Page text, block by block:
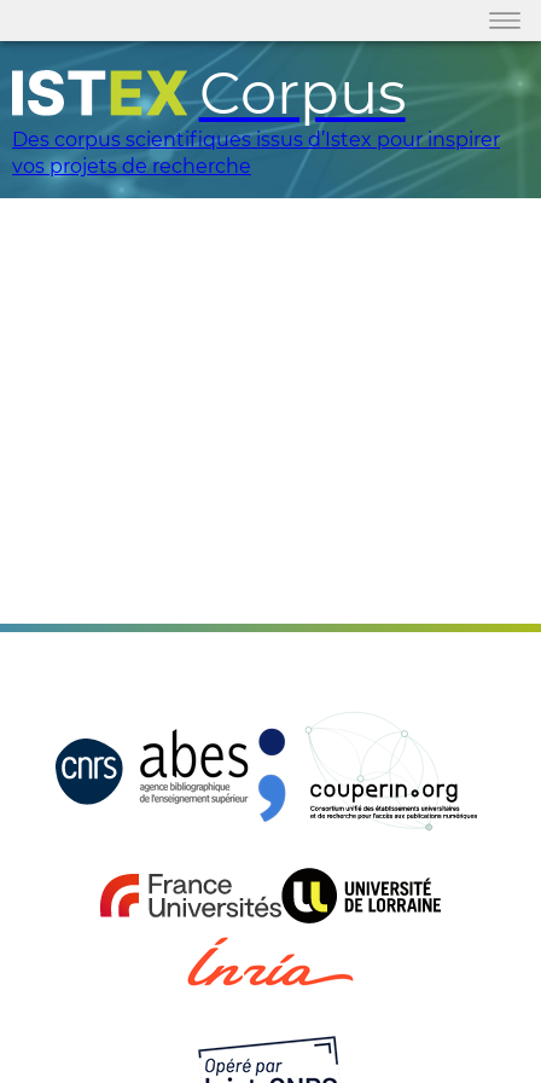
Corpus
Des corpus scientifiques issus d’Istex pour inspirer
vos projets de recherche